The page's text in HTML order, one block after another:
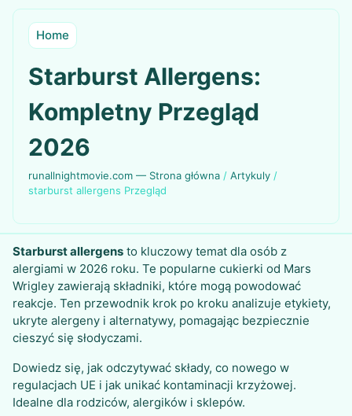
Home
Starburst Allergens:
Kompletny Przegląd
2026
runallnightmovie.com — Strona główna /Artykuly /
starburst allergens Przegląd
Starburst allergens to kluczowy temat dla osób z
alergiami w 2026 roku. Te popularne cukierki od Mars
Wrigley zawierają składniki, które mogą powodować
reakcje. Ten przewodnik krok po kroku analizuje etykiety,
ukryte alergeny i alternatywy, pomagając bezpiecznie
cieszyć się słodyczami.
Dowiedz się, jak odczytywać składy, co nowego w
regulacjach UE i jak unikać kontaminacji krzyżowej.
Idealne dla rodziców, alergików i sklepów.